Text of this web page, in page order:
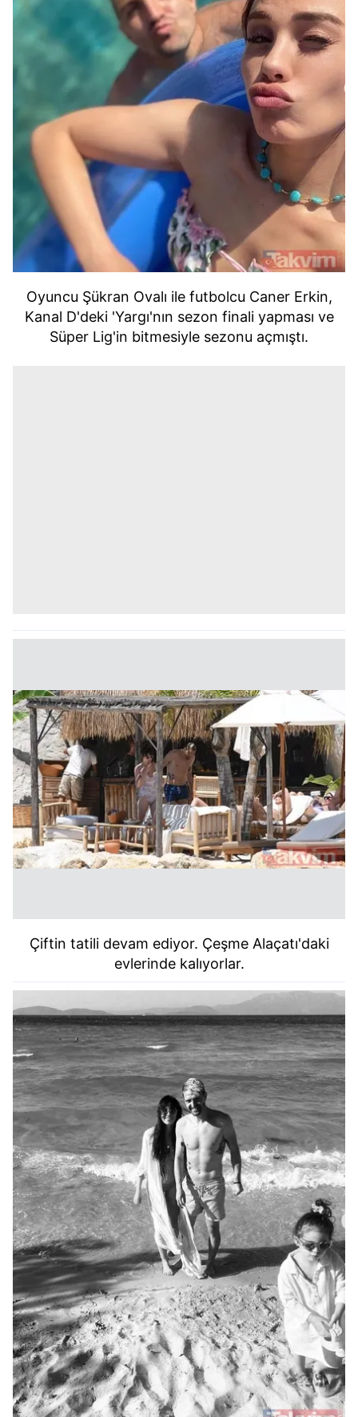
Oyuncu Şükran Ovalı ile futbolcu Caner Erkin,
Kanal D'deki 'Yargı'nın sezon finali yapması ve
Süper Lig'in bitmesiyle sezonu açmıştı.
Çiftin tatili devam ediyor. Çeşme Alaçatı'daki
evlerinde kalıyorlar.